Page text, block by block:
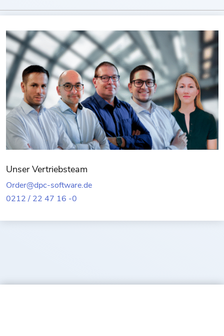
Unser Vertriebsteam
Order@dpc-software.de
0212 / 22 47 16 -0